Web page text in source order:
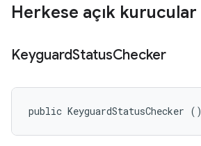
Herkese açık kurucular
KeyguardStatusChecker
public KeyguardStatusChecker ()